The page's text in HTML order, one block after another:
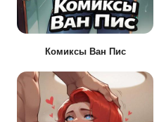
Комиксы Ван Пис